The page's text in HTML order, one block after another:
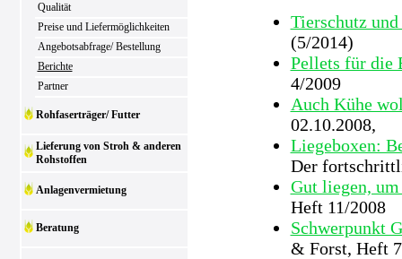
Qualität
Preise und Liefermöglichkeiten
Angebotsabfrage/ Bestellung
Berichte
Partner
Rohfaserträger/ Futter
Lieferung von Stroh & anderen
Rohstoffen
Anlagenvermietung
Beratung
Tierschutz
(5/2014)
Pellets für die
4/2009
Auch Kühe
02.10.2008,
Liegeboxen:
Der
Gut liegen,
Heft 11/2008
Schwerpunkt
& Forst, Heft